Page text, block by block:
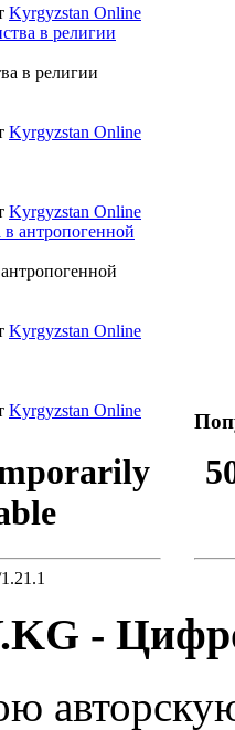
Kyrgyzstan Online
в религии
в религии
Kyrgyzstan Online
Kyrgyzstan Online
антропогенной
Kyrgyzstan Online
Kyrgyzstan Online
-